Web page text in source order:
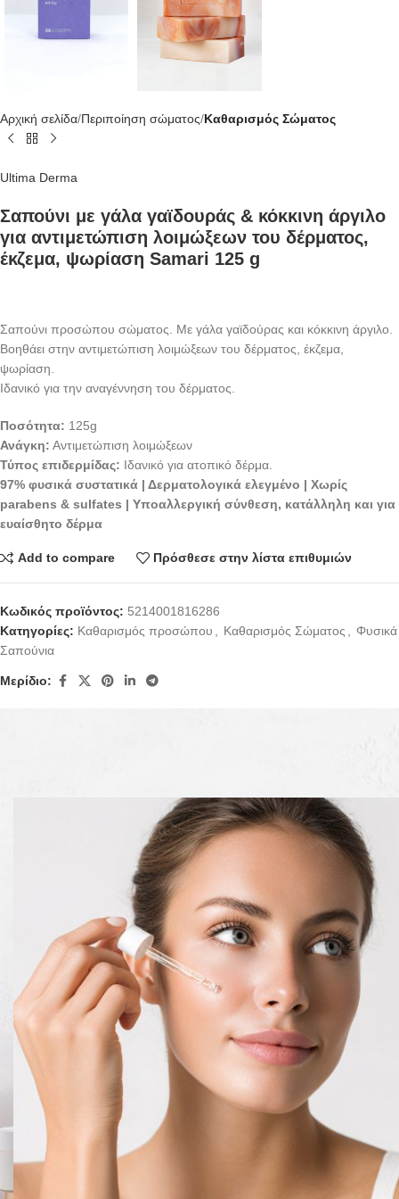
Αρχική σελίδα Περιποίηση σώματος Καθαρισμός Σώματος
Ultima Derma
Σαπούνι με γάλα γαϊδουράς & κόκκινη άργιλο
για αντιμετώπιση λοιμώξεων του δέρματος,
έκζεμα, ψωρίαση Samari 125 g
Σαπούνι προσώπου σώματος. Με γάλα γαϊδούρας και κόκκινη άργιλο.
Βοηθάει στην αντιμετώπιση λοιμώξεων του δέρματος, έκζεμα,
ψωρίαση.
Ιδανικό για την αναγέννηση του δέρματος.
Ποσότητα: 125g
Ανάγκη: Αντιμετώπιση λοιμώξεων
Τύπος επιδερμίδας: Ιδανικό για ατοπικό δέρμα.
97% φυσικά συστατικά | Δερματολογικά ελεγμένο | Χωρίς
parabens & sulfates | Υποαλλεργική σύνθεση, κατάλληλη και για
ευαίσθητο δέρμα
Add to compare Πρόσθεσε στην λίστα επιθυμιών
Κωδικός προϊόντος: 5214001816286
Κατηγορίες: Καθαρισμός προσώπου Καθαρισμός Σώματος
Φυσικά
Σαπούνια
Μερίδιο: